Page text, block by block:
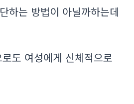
하는 방법이 아닐까하는데
도 여성에게 신체적으로